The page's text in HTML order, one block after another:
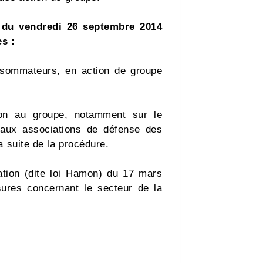
vendredi 26 septembre 2014
:
en action de groupe
au groupe, notamment sur le
associations de défense des
suite de la procédure.
(dite loi Hamon) du 17 mars
concernant le secteur de la